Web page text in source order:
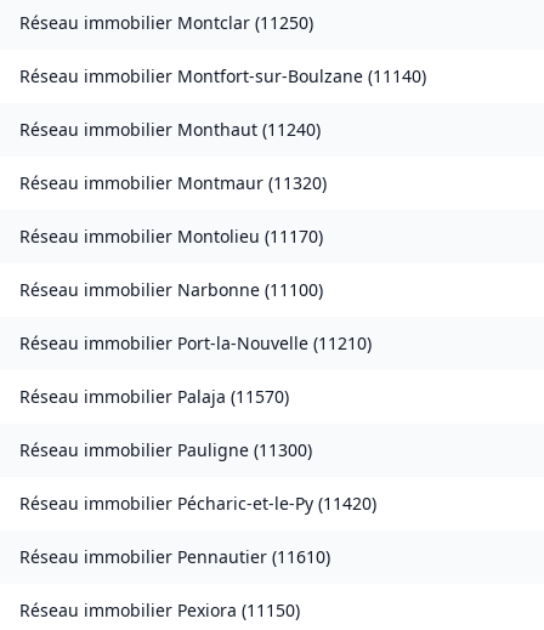
Réseau immobilier Montclar (11250)
Réseau immobilier Montfort-sur-Boulzane (11140)
Réseau immobilier Monthaut (11240)
Réseau immobilier Montmaur (11320)
Réseau immobilier Montolieu (11170)
Réseau immobilier Narbonne (11100)
Réseau immobilier Port-la-Nouvelle (11210)
Réseau immobilier Palaja (11570)
Réseau immobilier Pauligne (11300)
Réseau immobilier Pécharic-et-le-Py (11420)
Réseau immobilier Pennautier (11610)
Réseau immobilier Pexiora (11150)